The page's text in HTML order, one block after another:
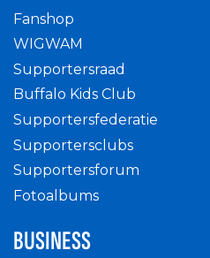
Fanshop
WIGWAM
Supportersraad
Buffalo Kids Club
Supportersfederatie
Supportersclubs
Supportersforum
Fotoalbums
BUSINESS